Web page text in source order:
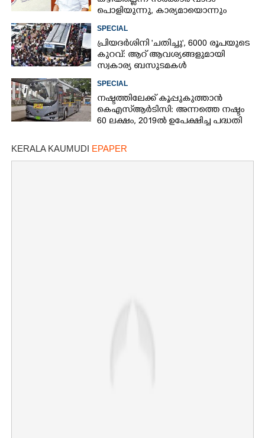
പൊളിയുന്നു, കാര്യമായൊന്നും
SPECIAL
പ്രിയദർശിനി 'ചതിച്ചു', 6000 രൂപയുടെ
കുറവ്: ആറ് ആവശ്യങ്ങളുമായി
സ്വകാര്യ ബസുടമകൾ
SPECIAL
നഷ്ടത്തിലേക്ക് കൂപ്പുകുത്താൻ
കെഎസ്ആർടിസി: അന്നത്തെ നഷ്ടം
60 ലക്ഷം, 2019ൽ ഉപേക്ഷിച്ച പദ്ധതി
KERALA KAUMUDI EPAPER